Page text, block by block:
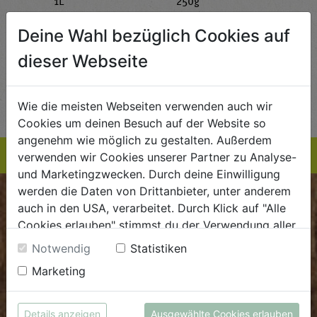
€ 5,99
€ 5,99 / STK
€ 3,99
BIOKISTE
Mo - Do: 8.00 - 16.00 Uhr
dieBiokiste@biohof.at
Deine Wahl bezüglich Cookies auf
dieser Webseite
Wie die meisten Webseiten verwenden auch wir
Cookies um deinen Besuch auf der Website so
angenehm wie möglich zu gestalten. Außerdem
verwenden wir Cookies unserer Partner zu Analyse-
und Marketingzwecken. Durch deine Einwilligung
werden die Daten von Drittanbieter, unter anderem
auch in den USA, verarbeitet. Durch Klick auf "Alle
Cookies erlauben" stimmst du der Verwendung aller
Cookies zu. Unter "Details anzeigen" findest du alle
Infos zu den unterschiedlichen Cookies, du kannst
auch entscheiden, welche Cookies du erlauben
möchtest.
Weitere Informationen findest du in unserer
Notwendig
Statistiken
Marketing
Details anzeigen Ausgewählte Cookies erlauben